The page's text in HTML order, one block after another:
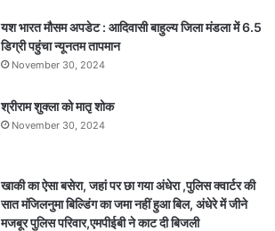
यश भारत मौसम अपडेट : आदिवासी बाहुल्य जिला मंडला में 6.5
डिग्री पहुंचा न्यूनतम तापमान
November 30, 2024
श्रीराम शुक्ला को मातृ शोक
November 30, 2024
खाकी का ऐसा बसेरा, जहां पर छा गया अंधेरा ,पुलिस क्वार्टर की
सात मंजिलनुमा बिल्डिंग का जमा नहीं हुआ बिल, अंधेरे में जीने
मजबूर पुलिस परिवार,एमपीईबी ने काट दी बिजली